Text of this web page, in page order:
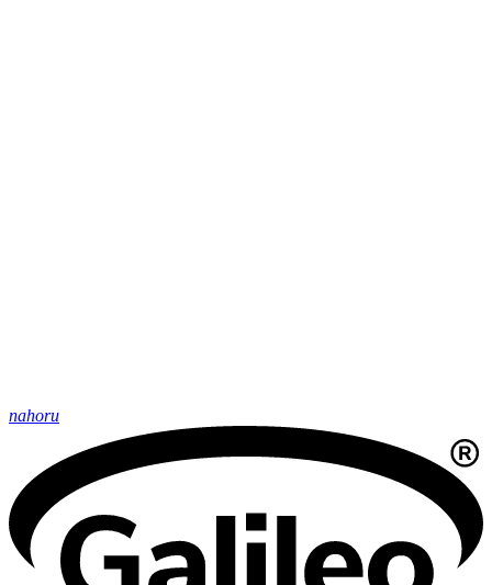
nahoru